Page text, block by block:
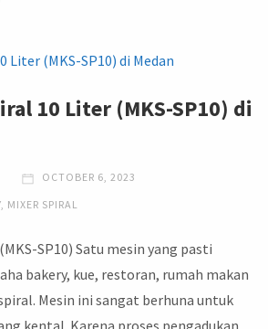
10 Liter (MKS-SP10) di
OCTOBER 6, 2023
, MIXER SPIRAL
SP10) Satu mesin yang pasti
bakery, kue, restoran, rumah makan
Mesin ini sangat berhuna untuk